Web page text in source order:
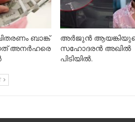
ബാങ്ക്
അനർഹരെ
അർജുൻ
സഹോദരൻ അഖിൽ
പിടിയിൽ.